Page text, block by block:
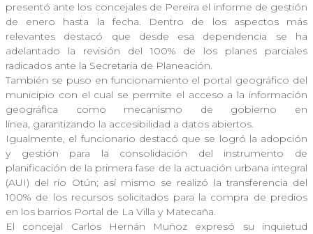
presentó ante los concejales de Pereira el informe de gestión
de enero hasta la fecha. Dentro de los aspectos más
relevantes destacó que desde esa dependencia se ha
adelantado la revisión del 100% de los planes parciales
radicados ante la Secretaria de Planeación.
También se puso en funcionamiento el portal geográfico del
municipio con el cual se permite el acceso a la información
geográfica como mecanismo de gobierno en
línea, garantizando la accesibilidad a datos abiertos.
Igualmente, el funcionario destacó que se logró la adopción
y gestión para la consolidación del instrumento de
planificación de la primera fase de la actuación urbana integral
(AUI) del río Otún; así mismo se realizó la transferencia del
100% de los recursos solicitados para la compra de predios
en los barrios Portal de La Villa y Matecaña.
El concejal Carlos Hernán Muñoz expresó su inquietud